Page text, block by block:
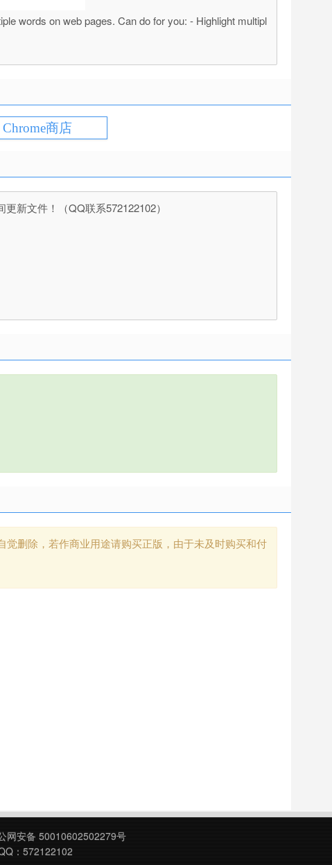
words on web pages. Can do for you: - Highlight multipl
Chrome商店
新文件！（QQ联系572122102）
删除，若作商业用途请购买正版，由于未及时购买和付
网安备 50010602502279号
：572122102